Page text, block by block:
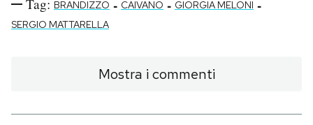
Tag: BRANDIZZO - CAIVANO - GIORGIA MELONI -
SERGIO MATTARELLA
Mostra i commenti